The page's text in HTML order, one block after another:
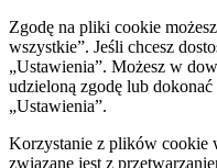
Zgodę na pliki cookie
wszystkie”. Jeśli chcesz
„Ustawienia”. Możesz w
udzieloną zgodę lub
„Ustawienia”.
Korzystanie z plików cookie
związane jest z